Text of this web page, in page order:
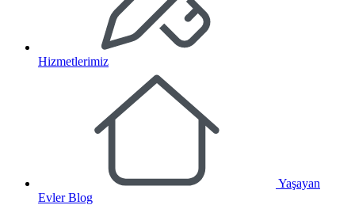
Hizmetlerimiz
Yaşayan
Evler Blog